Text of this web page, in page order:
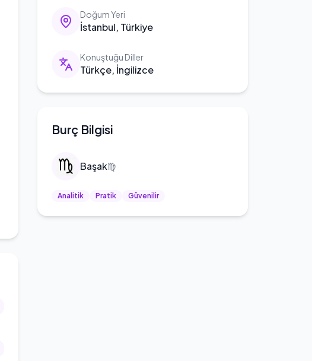
Doğum Yeri
İstanbul, Türkiye
Konuştuğu Diller
Türkçe, İngilizce
Burç Bilgisi
Başak♍
Analitik Pratik Güvenilir